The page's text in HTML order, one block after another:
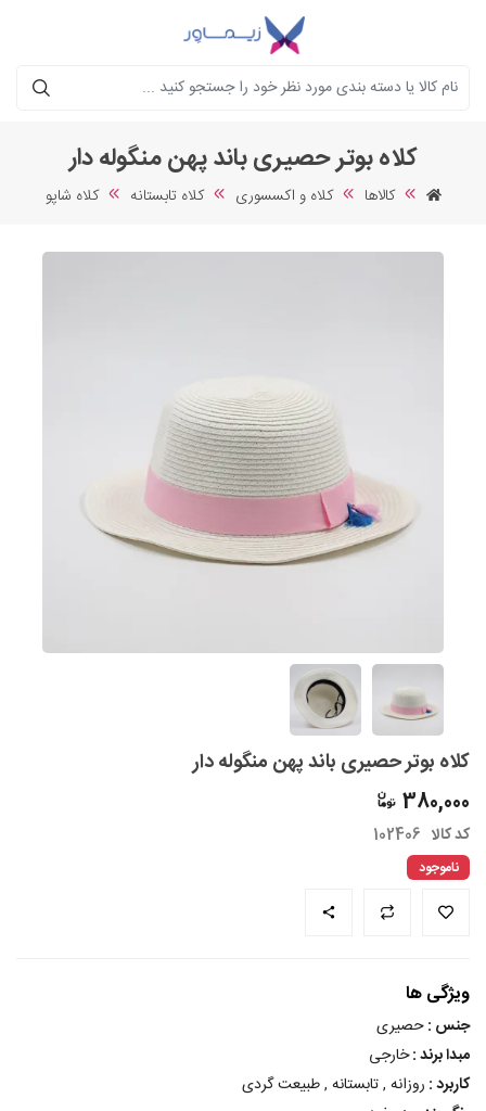
جستجو
کلاه بوتر حصیری باند پهن منگوله دار
کالاها کلاه و اکسسوری کلاه تابستانه کلاه شاپو
کلاه بوتر حصیری باند پهن منگوله دار
380,000
کد کالا 102406
ناموجود
ویژگی ها
جنس :حصیری
مبدا برند :خارجی
کاربرد : روزانه , تابستانه , طبیعت گردی